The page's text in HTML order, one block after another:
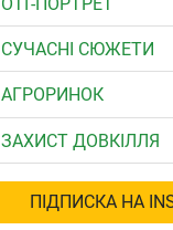
СУЧАСНІ СЮЖЕТИ
АГРОРИНОК
ЗАХИСТ ДОВКІЛЛЯ
ПІДПИСКА НА